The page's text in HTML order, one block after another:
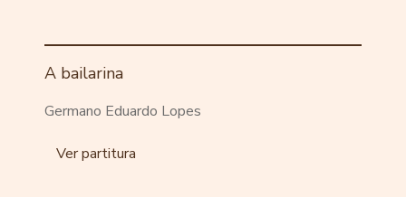
A bailarina
Germano Eduardo Lopes
Ver partitura